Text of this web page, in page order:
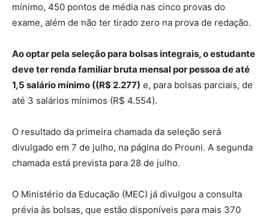
mínimo, 450 pontos de média nas cinco provas do
exame, além de não ter tirado zero na prova de redação.
Ao optar pela seleção para bolsas integrais, o estudante
deve ter renda familiar bruta mensal por pessoa de até
1,5 salário mínimo ((R$ 2.277) e, para bolsas parciais, de
até 3 salários mínimos (R$ 4.554).
O resultado da primeira chamada da seleção será
divulgado em 7 de julho, na página do Prouni. A segunda
chamada está prevista para 28 de julho.
O Ministério da Educação (MEC) já divulgou a consulta
prévia às bolsas, que estão disponíveis para mais 370